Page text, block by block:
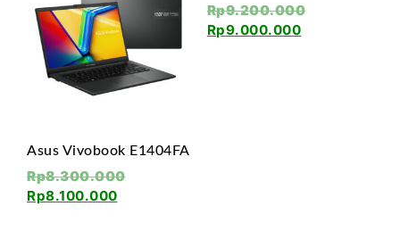
Asus Vivobook E1404FA
Rp8.300.000
Rp8.100.000
Rp9.200.000
Rp9.000.000